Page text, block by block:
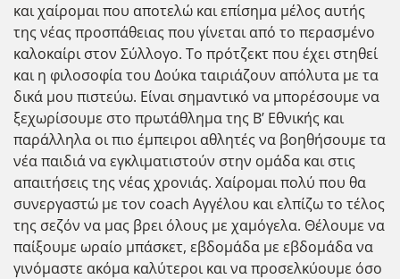
και χαίρομαι που αποτελώ και επίσημα μέλος αυτής
της νέας προσπάθειας που γίνεται από το περασμένο
καλοκαίρι στον Σύλλογο. Το πρότζεκτ που έχει στηθεί
και η φιλοσοφία του Δούκα ταιριάζουν απόλυτα με τα
δικά μου πιστεύω. Είναι σημαντικό να μπορέσουμε να
ξεχωρίσουμε στο πρωτάθλημα της Β’ Εθνικής και
παράλληλα οι πιο έμπειροι αθλητές να βοηθήσουμε τα
νέα παιδιά να εγκλιματιστούν στην ομάδα και στις
απαιτήσεις της νέας χρονιάς. Χαίρομαι πολύ που θα
συνεργαστώ με τον coach Αγγέλου και ελπίζω το τέλος
της σεζόν να μας βρει όλους με χαμόγελα. Θέλουμε να
παίξουμε ωραίο μπάσκετ, εβδομάδα με εβδομάδα να
γινόμαστε ακόμα καλύτεροι και να προσελκύουμε όσο